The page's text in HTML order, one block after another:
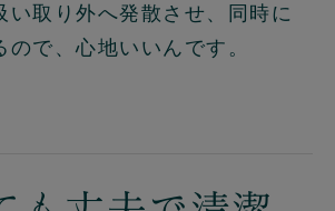
い取り外へ発散させ、同時に
で、心地いいんです。